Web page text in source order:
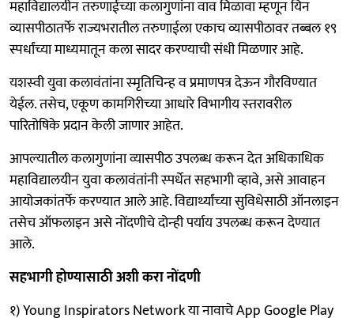
महाविद्यालयीन तरुणाईच्या कलागुणांना वाव मिळावा म्हणून यिन
व्यासपीठातर्फे राज्यभरातील तरुणाईला एकाच व्यासपीठावर तब्बल १९
स्पर्धांच्या माध्यमातून कला सादर करण्याची संधी मिळणार आहे.
यशस्‍वी युवा कलावंतांना स्‍मृतिचिन्‍ह व प्रमाणपत्र देऊन गौरविण्यात
येईल. तसेच, एकूण कामगिरीच्‍या आधारे विभागीय स्‍तरावरील
पारितोषिके प्रदान केली जाणार आहेत.
आपल्‍यातील कलागुणांना व्‍यासपीठ उपलब्‍ध करून देत अधिकाधिक
महाविद्यालयीन युवा कलावंतांनी स्‍पर्धेत सहभागी व्‍हावे, असे आवाहन
आयोजकांतर्फे करण्यात आले आहे. विद्यार्थ्यांच्‍या सुविधेसाठी ऑनलाइन
तसेच ऑफलाइन असे नोंदणीचे दोन्‍ही पर्याय उपलब्‍ध करून देण्यात
आले.
सहभागी होण्यासाठी अशी करा नोंदणी
१) Young Inspirators Network या नावाचे App Google Play